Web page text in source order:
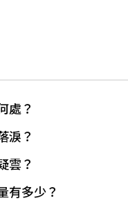
處？
淚？
雲？
有多少？